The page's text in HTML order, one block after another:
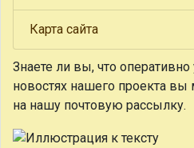
Карта сайта
Знаете ли вы, что оперативно
новостях нашего проекта
на нашу почтовую рассылку.